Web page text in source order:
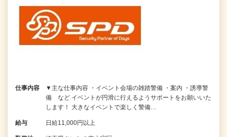
仕事内容
▼主な仕事内容 ・イベント会場の雑踏警備 ・案内 ・誘導警
備 など イベントが円滑に行えるようサポートをお願いいた
します！ 大きなイベントで楽しく警備…
給与 日給11,000円以上